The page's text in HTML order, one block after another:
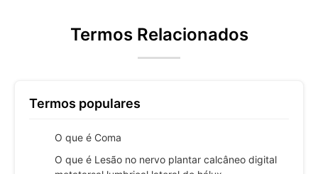
Termos Relacionados
Termos populares
O que é Coma
O que é Lesão no nervo plantar calcâneo digital